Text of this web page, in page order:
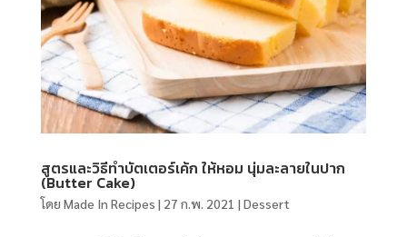
สูตรและวิธีทำบัตเตอร์เค้ก ให้หอม นุ่มละลายในปาก
(Butter Cake)
โดย Made In Recipes | 27 ก.พ. 2021 | Dessert